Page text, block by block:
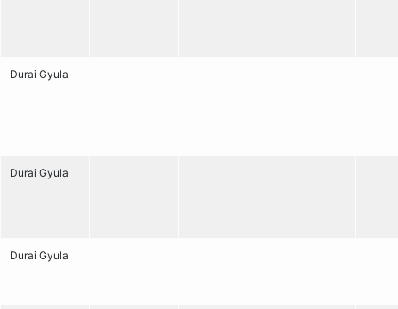
Durai Gyula
Durai Gyula
Durai Gyula